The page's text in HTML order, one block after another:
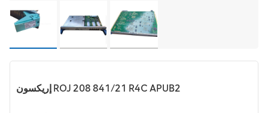
إريكسون ROJ 208 841/21 R4C APUB2